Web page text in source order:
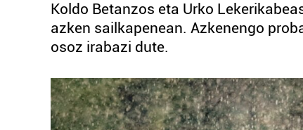
Koldo Betanzos eta Urko
azken sailkapenean. Azkenengo
osoz irabazi dute.